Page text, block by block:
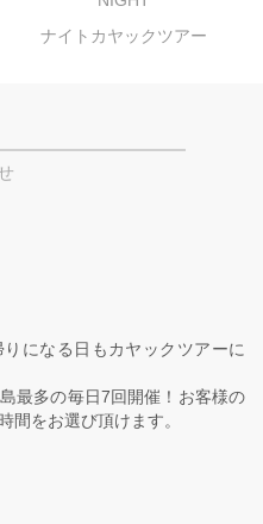
ナイトカヤックツアー
になる日もカヤックツアーに
最多の毎日7回開催！お客様の
間をお選び頂けます。